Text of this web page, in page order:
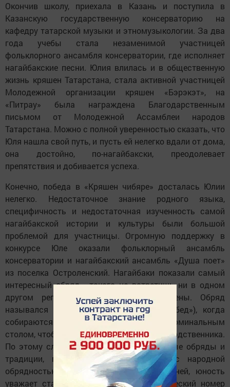
Окончив школу, приехала в Казань и поступила в
Казанскую государственную консерваторию на
кафедру татарской музыки и этномузыкологии. За два
года учебы стала незаменимой участницей
фольклорного ансамбля консерватории, где исполняет
нагайбакские песни. Юлия влилась и в общественную
жизнь кряшен Татарстана, стала активной участницей
Молодежной организации кряшен «Бэрэкэт», на
«Питрау» была награждена Благодарственным
письмом от Молодежной Ассамблеи народов
Татарстана. Можно с полной уверенностью сказать, что
Юля нашла свой путь, и пусть ей нелегко вдали от дома,
она достойно, по-нагайбакски, преодолевает
препятствия и добивается успеха.
Конечно, победа в «Кряшен чибяре» досталась Юлии
нелегко. Недостаточное знание родного языка,
специфичность и недостаточная изученность самой
нагайбакской истории и культуры были большой
проблемой для участницы. Огромную поддержку в
конкурсе Юле оказали фольклорный ансамбль
консерватории и нагайбакский ансамбль «Душа поет»
из поселка Остроленский. Нагайбаки показали самый
интересный обряд - такого не встретишь ни в одном
другом регионе, где проживают кряшены. Обряд
назывался «Аш бирү» («Поминальный обед»), когда
собираются родные и близкие за поминальным
столом, чтобы почтить память усопшего родственника.
По этому случаю существуют специальные обряды и
традиции, где религия переплетается с народной
обрядностью, горечь соседствует с песней, юность
уважает старость. Особо отметим творческий номер